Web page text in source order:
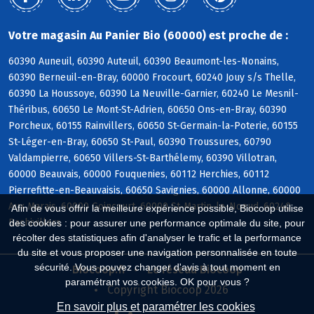
Afin de vous offrir la meilleure expérience possible, Biocoop utilise
des cookies : pour assurer une performance optimale du site, pour
récolter des statistiques afin d'analyser le trafic et la performance
du site et vous proposer une navigation personnalisée en toute
sécurité. Vous pouvez changer d'avis à tout moment en
paramétrant vos cookies. OK pour vous ?
En savoir plus et paramétrer les cookies
Votre magasin Au Panier Bio (60000) est proche de :
60390 Auneuil, 60390 Auteuil, 60390 Beaumont-les-Nonains,
60390 Berneuil-en-Bray, 60000 Frocourt, 60240 Jouy s/s Thelle,
60390 La Houssoye, 60390 La Neuville-Garnier, 60240 Le Mesnil-
Théribus, 60650 Le Mont-St-Adrien, 60650 Ons-en-Bray, 60390
Porcheux, 60155 Rainvillers, 60650 St-Germain-la-Poterie, 60155
St-Léger-en-Bray, 60650 St-Paul, 60390 Troussures, 60790
Valdampierre, 60650 Villers-St-Barthélemy, 60390 Villotran,
60000 Beauvais, 60000 Fouquenies, 60112 Herchies, 60112
Pierrefitte-en-Beauvaisis, 60650 Savignies, 60000 Allonne, 60000
Aux Marais, 60000 Goincourt, 60000 St-Martin-le-Noeud, 60240
Bachivillers
Biocoop.fr
Le réseau Biocoop
Copyright Biocoop 2026